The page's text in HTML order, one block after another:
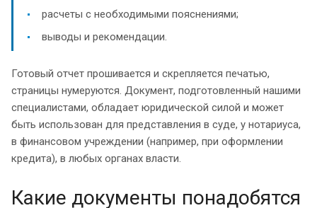
расчеты с необходимыми пояснениями;
выводы и рекомендации.
Готовый отчет прошивается и скрепляется печатью,
страницы нумеруются. Документ, подготовленный нашими
специалистами, обладает юридической силой и может
быть использован для представления в суде, у нотариуса,
в финансовом учреждении (например, при оформлении
кредита), в любых органах власти.
Какие документы понадобятся